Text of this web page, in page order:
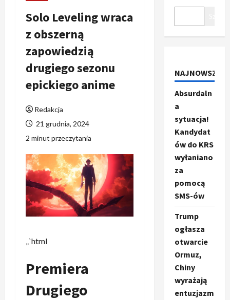
Solo Leveling wraca
z obszerną
zapowiedzią
drugiego sezonu
epickiego anime
Redakcja
21 grudnia, 2024
2 minut przeczytania
„`html
Premiera
Drugiego
NAJNOWSZE
Absurdaln
a
sytuacja!
Kandydat
ów do KRS
wyłaniano
za
pomocą
SMS-ów
Trump
ogłasza
otwarcie
Ormuz,
Chiny
wyrażają
entuzjazm